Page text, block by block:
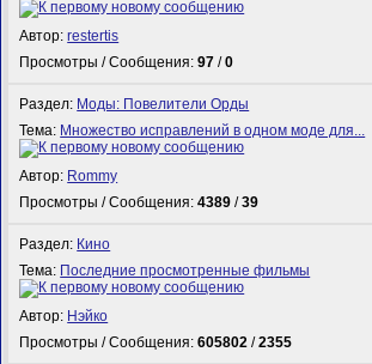
Автор:restertis
Просмотры / Сообщения:97 /0
Раздел: Моды: Повелители Орды
Тема: Множество исправлений в одном моде для...
Автор: Rommy
Просмотры / Сообщения:4389 /39
Раздел: Кино
Тема: Последние просмотренные фильмы
Автор: Нэйко
Просмотры / Сообщения:605802 /2355